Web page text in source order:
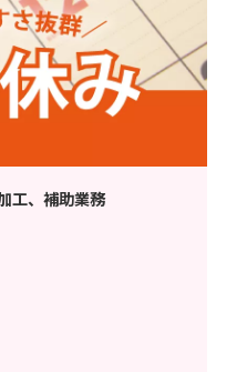
工、補助業務